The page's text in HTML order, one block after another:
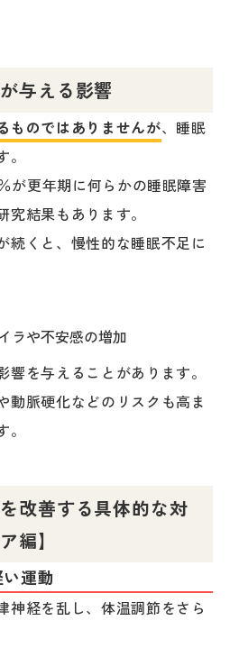
与える影響
ものではありませんが、睡眠
が更年期に何らかの睡眠障害
究結果もあります。
続くと、慢性的な睡眠不足に
ラや不安感の増加
響を与えることがあります。
動脈硬化などのリスクも高ま
改善する具体的な対
編】
運動
神経を乱し、体温調節をさら